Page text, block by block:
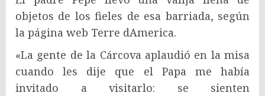
objetos de los fieles de esa barriada, según
la página web Terre dAmerica.
«La gente de la Cárcova aplaudió en la misa
cuando les dije que el Papa me había
invitado a visitarlo: se sienten